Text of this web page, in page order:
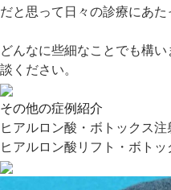
だと思って日々の診療にあた
どんなに些細なことでも構
談ください。
その他の症例紹介
ヒアルロン酸・ボトックス注
ヒアルロン酸リフト・ボトッ